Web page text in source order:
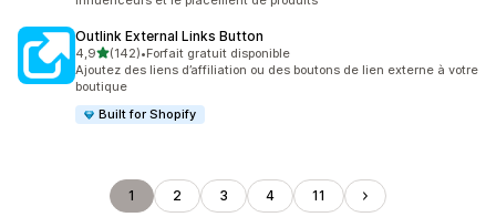
Outlink External Links Button
4,9étoile(s) sur 5
(142)
142 avis au total
•Forfait gratuit disponible
Ajoutez des liens d’affiliation ou des boutons de lien externe à votre
boutique
Built for Shopify
1 2 3 4 11